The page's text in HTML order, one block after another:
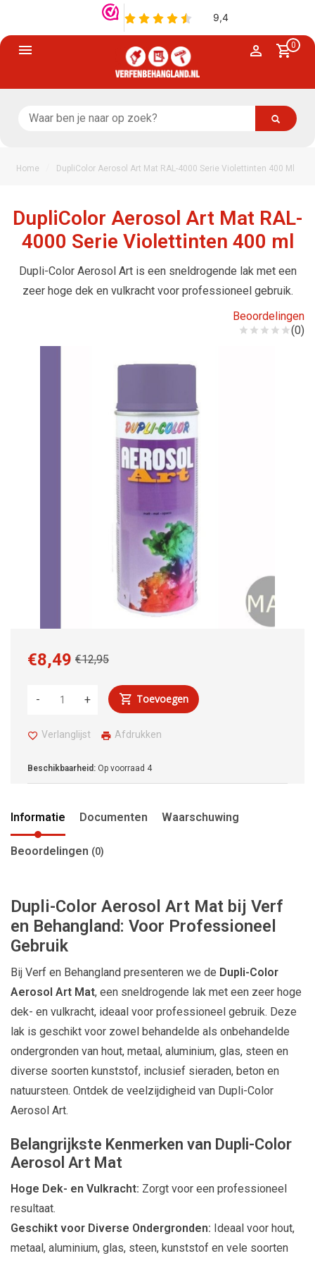
0
Home DupliColor Aerosol Art Mat RAL-4000 Serie Violettinten 400 Ml
DupliColor Aerosol Art Mat RAL-
4000 Serie Violettinten 400 ml
Dupli-Color Aerosol Art is een sneldrogende lak met een
zeer hoge dek en vulkracht voor professioneel gebruik.
Beoordelingen
(0)
€12,95
€8,49
+
- Toevoegen
Verlanglijst Afdrukken
Beschikbaarheid: Op voorraad 4
Informatie Documenten Waarschuwing
Beoordelingen (0)
Dupli-Color Aerosol Art Mat bij Verf
en Behangland: Voor Professioneel
Gebruik
Bij Verf en Behangland presenteren we de Dupli-Color
Aerosol Art Mat, een sneldrogende lak met een zeer hoge
dek- en vulkracht, ideaal voor professioneel gebruik. Deze
lak is geschikt voor zowel behandelde als onbehandelde
ondergronden van hout, metaal, aluminium, glas, steen en
diverse soorten kunststof, inclusief sieraden, beton en
natuursteen. Ontdek de veelzijdigheid van Dupli-Color
Aerosol Art.
Belangrijkste Kenmerken van Dupli-Color
Aerosol Art Mat
Hoge Dek- en Vulkracht: Zorgt voor een professioneel
resultaat.
Geschikt voor Diverse Ondergronden: Ideaal voor hout,
metaal, aluminium, glas, steen, kunststof en vele soorten